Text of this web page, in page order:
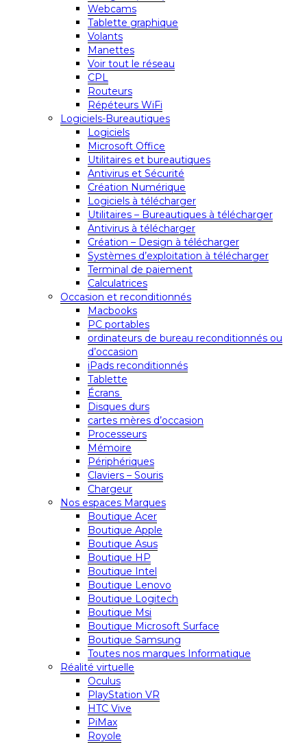
Webcams
Tablette graphique
Volants
Manettes
Voir tout le réseau
CPL
Routeurs
Répéteurs WiFi
Logiciels-Bureautiques
Logiciels
Microsoft Office
Utilitaires et bureautiques
Antivirus et Sécurité
Création Numérique
Logiciels à télécharger
Utilitaires – Bureautiques à télécharger
Antivirus à télécharger
Création – Design à télécharger
Systèmes d’exploitation à télécharger
Terminal de paiement
Calculatrices
Occasion et reconditionnés
Macbooks
PC portables
ordinateurs de bureau reconditionnés ou
d’occasion
iPads reconditionnés
Tablette
Écrans
Disques durs
cartes mères d’occasion
Processeurs
Mémoire
Périphériques
Claviers – Souris
Chargeur
Nos espaces Marques
Boutique Acer
Boutique Apple
Boutique Asus
Boutique HP
Boutique Intel
Boutique Lenovo
Boutique Logitech
Boutique Msi
Boutique Microsoft Surface
Boutique Samsung
Toutes nos marques Informatique
Réalité virtuelle
Oculus
PlayStation VR
HTC Vive
PiMax
Royole